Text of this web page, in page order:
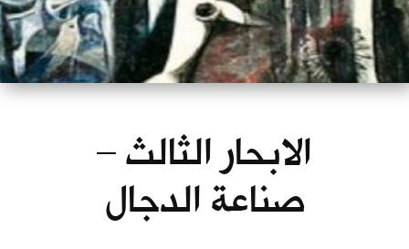
الابحار الثالث –
صناعة الدجال